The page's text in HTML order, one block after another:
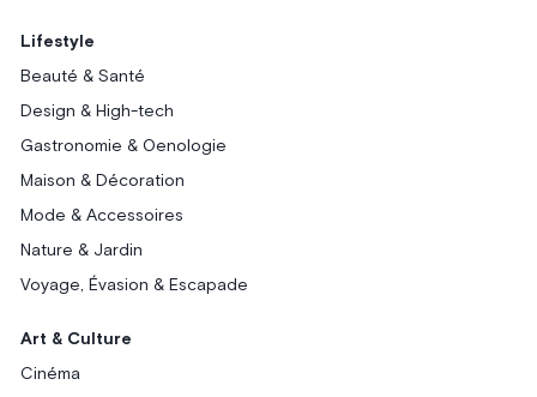
Lifestyle
Beauté & Santé
Design & High-tech
Gastronomie & Oenologie
Maison & Décoration
Mode & Accessoires
Nature & Jardin
Voyage, Évasion & Escapade
Art & Culture
Cinéma